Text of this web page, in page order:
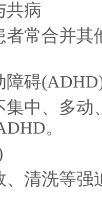
共病
者常合并
障碍
中、多动
。
、清洗等